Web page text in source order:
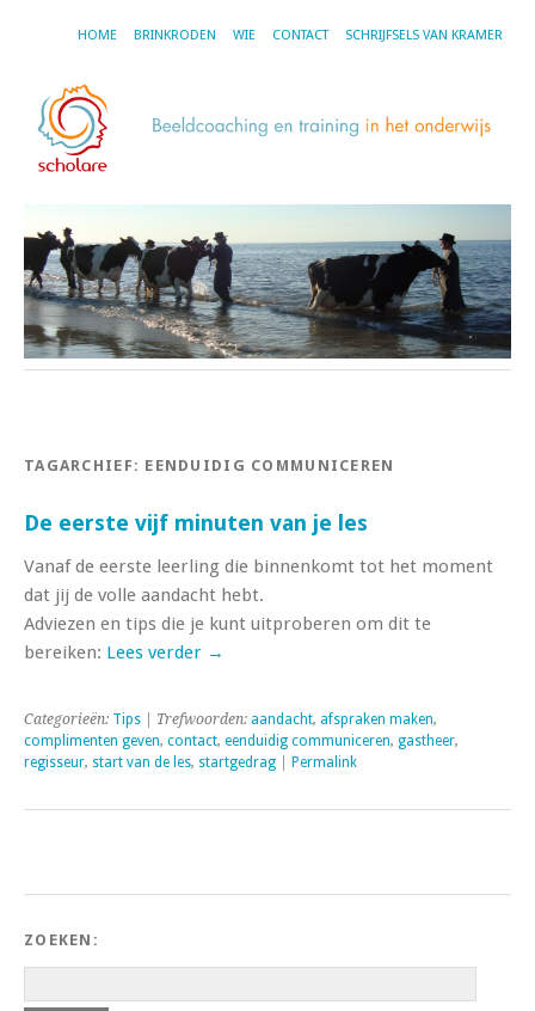
HOME BRINKRODEN WIE CONTACT SCHRIJFSELS VAN KRAMER
TAGARCHIEF: EENDUIDIG COMMUNICEREN
De eerste vijf minuten van je les
Vanaf de eerste leerling die binnenkomt tot het moment
dat jij de volle aandacht hebt.
Adviezen en tips die je kunt uitproberen om dit te
bereiken: Lees verder →
Categorieën: Tips | Trefwoorden: aandacht, afspraken maken,
complimenten geven, contact, eenduidig communiceren, gastheer,
regisseur, start van de les, startgedrag Permalink
ZOEKEN: